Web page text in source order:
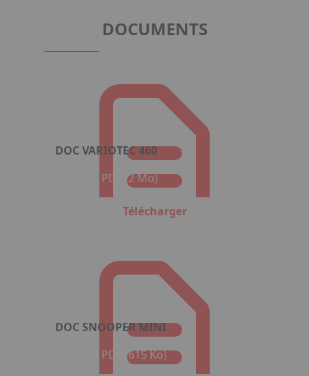
DOCUMENTS
DOC VARIOTEC 460
Format : PDF (2 Mo)
Télécharger
DOC SNOOPER MINI
Format : PDF (615 Ko)